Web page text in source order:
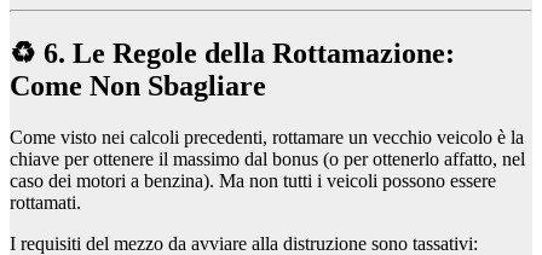
♻️ 6. Le Regole della Rottamazione:
Come Non Sbagliare
Come visto nei calcoli precedenti, rottamare un vecchio veicolo è la
chiave per ottenere il massimo dal bonus (o per ottenerlo affatto, nel
caso dei motori a benzina). Ma non tutti i veicoli possono essere
rottamati.
I requisiti del mezzo da avviare alla distruzione sono tassativi: